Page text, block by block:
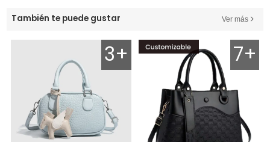
También te puede gustar Ver más
3+ 7+